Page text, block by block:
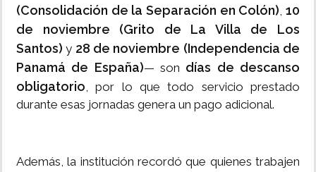
(Consolidación de la Separación en Colón),10
de noviembre (Grito de La Villa de Los
Santos) y 28 de noviembre (Independencia de
Panamá de España)— son días de descanso
obligatorio, por lo que todo servicio prestado
durante esas jornadas genera un pago adicional.
Además, la institución recordó que quienes trabajen